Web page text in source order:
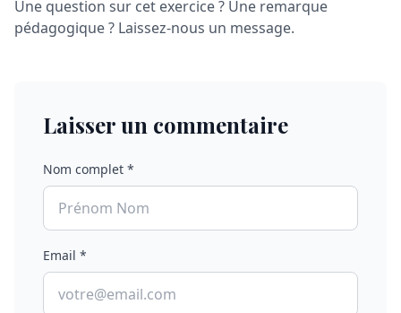
Une question sur cet exercice ? Une remarque
pédagogique ? Laissez-nous un message.
Laisser un commentaire
Nom complet *
Email *